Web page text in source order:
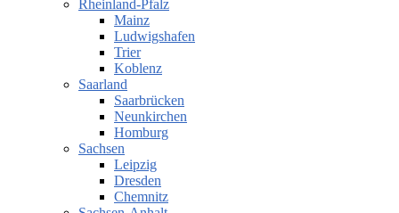
Rheinland-Pfalz
Mainz
Ludwigshafen
Trier
Koblenz
Saarland
Saarbrücken
Neunkirchen
Homburg
Sachsen
Leipzig
Dresden
Chemnitz